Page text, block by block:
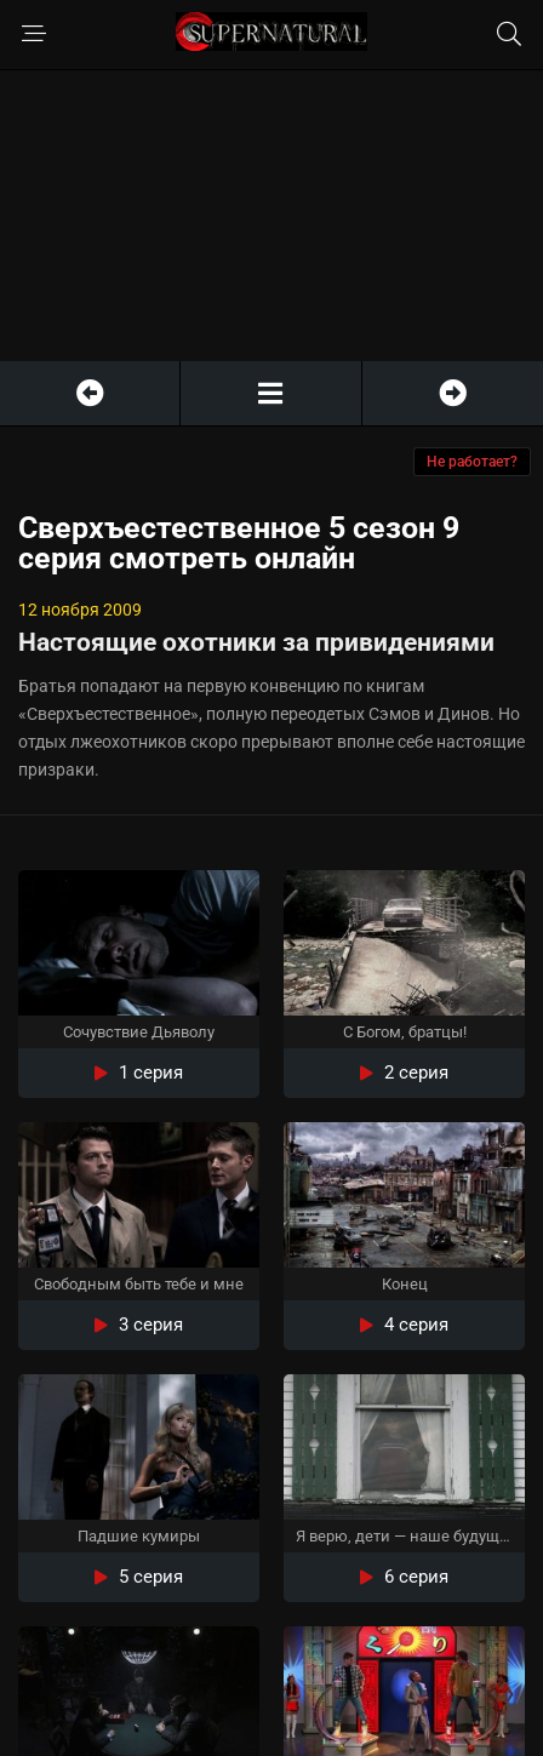
Не работает?
Сверхъестественное 5 сезон 9
серия смотреть онлайн
12 ноября 2009
Настоящие охотники за привидениями
Братья попадают на первую конвенцию по книгам
«Сверхъестественное», полную переодетых Сэмов и Динов. Но
отдых лжеохотников скоро прерывают вполне себе настоящие
призраки.
Сочувствие Дьяволу
1 серия
С Богом, братцы!
2 серия
Свободным быть тебе и мне
3 серия
Конец
4 серия
Падшие кумиры
5 серия
Я верю, дети — наше будущее
6 серия